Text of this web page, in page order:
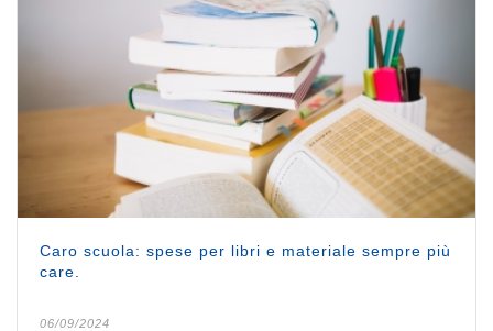
Caro scuola: spese per libri e materiale sempre più
care.
06/09/2024